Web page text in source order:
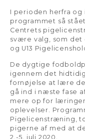
I perioden herfra og
programmet så
Centrets
svære valg, som det
og U13
De dygtige
igennem det
fornøjelse at lære
gå ind i næste fase
mere op for
oplevelser.
Pigelicenstræning,
pigerne af med at
2.-5. juli 2020.